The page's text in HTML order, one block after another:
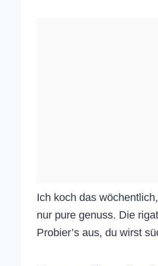
Ich koch das
nur pure genuss. Die
Probier’s aus, du wirst